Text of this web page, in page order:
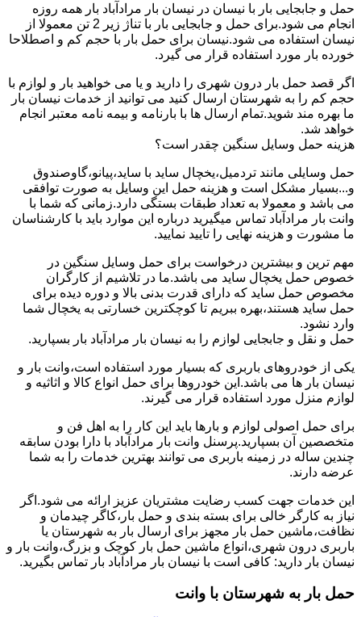
حمل و جابجایی بار با نیسان در نیسان بار مرادآباد بار همه روزه
انجام می شود.برای حمل و جابجایی بار با تناژ زیر 2 تن معمولا از
نیسان استفاده می شود.نیسان برای حمل بار با حجم کم و اصطلاحا
خورده بار مورد استفاده قرار می گیرد.
اگر قصد حمل بار درون شهری را دارید و یا می خواهید بار و لوازم با
حجم کم را به شهرستان ارسال کنید می توانید از خدمات نیسان بار
ما بهره مند شوید.تمام ارسال ها با بارنامه و بیمه نامه معتبر انجام
خواهد شد.
هزینه حمل وسایل سنگین چقدر است؟
حمل وسایلی مانند تردمیل،یخچال ساید با ساید،پیانو،گاوصندوق
و...بسیار مشکل است و هزینه حمل این وسایل به صورت توافقی
می باشد و معمولا به تعداد طبقات بستگی دارد.زمانی که شما با
وانت بار مرادآباد تماس میگیرید درباره این موارد باید با کارشناسان
ما مشورت و هزینه نهایی را تایید نمایید.
مهم ترین و بیشترین درخواست برای حمل وسایل سنگین در
خصوص حمل یخچال ساید می باشد.ما در تلاشیم از کارگران
مخصوص حمل ساید که دارای قدرت بدنی بالا و دوره دیده برای
حمل ساید هستند،بهره ببریم تا کوچکترین خسارتی به یخچال شما
وارد نشود.
حمل و نقل و جابجایی لوازم را به نیسان بار مرادآباد بار بسپارید.
یکی از خودروهای باربری که بسیار مورد استفاده است،وانت بار و
نیسان بار ها می باشد.این خودروها برای حمل انواع کالا و اثاثیه و
لوازم منزل مورد استفاده قرار می گیرند.
برای حمل اصولی لوازم و بارها باید این کار را به اهل فن و
متخصصین آن بسپارید.پرسنل وانت بار مرادآباد با دارا بودن سابقه
چندین ساله در زمینه باربری می توانند بهترین خدمات را به شما
عرضه دارند.
این خدمات جهت کسب رضایت مشتریان عزیز ارائه می شود.اگر
نیاز به کارگر خالی برای بسته بندی و حمل بار،کاگر چیدمان و
نظافت،ماشین حمل بار مجهز برای ارسال بار به شهرستان یا
باربری درون شهری،انواع ماشین حمل بار کوچک و بزرگ،وانت بار و
نیسان بار دارید: کافی است با نیسان بار مرادآباد بار تماس بگیرید.
حمل بار به شهرستان با وانت